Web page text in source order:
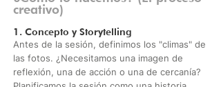
creativo)
1. Concepto y Storytelling
Antes de la sesión, definimos los "climas" de
las fotos. ¿Necesitamos una imagen de
reflexión, una de acción o una de cercanía?